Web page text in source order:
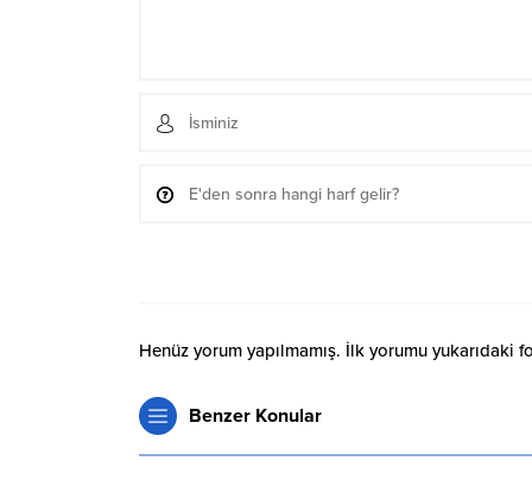
Henüz yorum yapılmamış. İlk yorumu yukarıdaki
Benzer Konular